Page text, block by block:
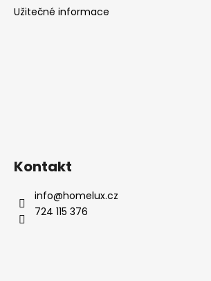
Užitečné informace
Kontakt
info@homelux.cz
724 115 376